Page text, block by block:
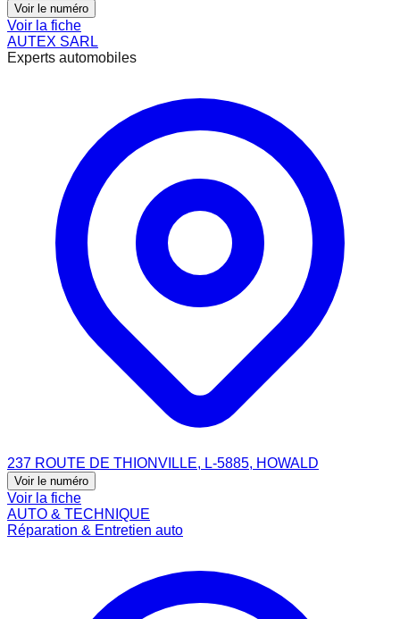
Voir le numéro
Voir la fiche
AUTEX SARL
Experts automobiles
237 ROUTE DE THIONVILLE, L-5885, HOWALD
Voir le numéro
Voir la fiche
AUTO & TECHNIQUE
Réparation & Entretien auto